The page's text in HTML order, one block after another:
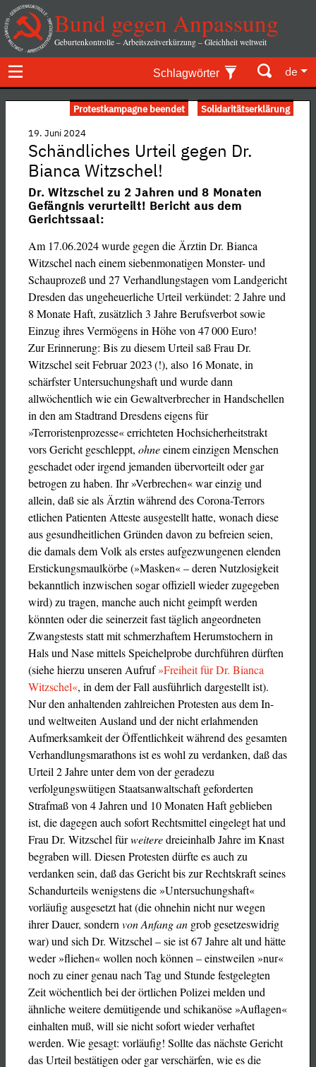
Bund gegen Anpassung
Geburtenkontrolle – Arbeitszeitverkürzung – Gleichheit weltweit
Schlagwörter de
Protestkampagne beendet Solidaritätserklärung
19. Juni 2024
Schändliches Urteil gegen Dr.
Bianca Witzschel!
Dr. Witzschel zu 2 Jahren und 8 Monaten
Gefängnis verurteilt! Bericht aus dem
Gerichtssaal:
Am 17.06.2024 wurde gegen die Ärztin Dr. Bianca
Witzschel nach einem siebenmonatigen Monster- und
Schauprozeß und 27 Verhandlungstagen vom Landgericht
Dresden das ungeheuerliche Urteil verkündet: 2 Jahre und
8 Monate Haft, zusätzlich 3 Jahre Berufsverbot sowie
Einzug ihres Vermögens in Höhe von 47 000 Euro!
Zur Erinnerung: Bis zu diesem Urteil saß Frau Dr.
Witzschel seit Februar 2023 (!), also 16 Monate, in
schärfster Untersuchungshaft und wurde dann
allwöchentlich wie ein Gewaltverbrecher in Handschellen
in den am Stadtrand Dresdens eigens für
»Terroristenprozesse« errichteten Hochsicherheitstrakt
vors Gericht geschleppt, ohneeinem einzigen Menschen
geschadet oder irgend jemanden übervorteilt oder gar
betrogen zu haben. Ihr »Verbrechen« war einzig und
allein, daß sie als Ärztin während des Corona-Terrors
etlichen Patienten Atteste ausgestellt hatte, wonach diese
aus gesundheitlichen Gründen davon zu befreien seien,
die damals dem Volk als erstes aufgezwungenen elenden
Erstickungsmaulkörbe (»Masken« – deren Nutzlosigkeit
bekanntlich inzwischen sogar offiziell wieder zugegeben
wird) zu tragen, manche auch nicht geimpft werden
könnten oder die seinerzeit fast täglich angeordneten
Zwangstests statt mit schmerzhaftem Herumstochern in
Hals und Nase mittels Speichelprobe durchführen dürften
(siehe hierzu unseren Aufruf»Freiheit für Dr. Bianca
Witzschel«, in dem der Fall ausführlich dargestellt ist).
Nur den anhaltenden zahlreichen Protesten aus dem In-
und weltweiten Ausland und der nicht erlahmenden
Aufmerksamkeit der Öffentlichkeit während des gesamten
Verhandlungsmarathons ist es wohl zu verdanken, daß das
Urteil 2 Jahre unter dem von der geradezu
verfolgungswütigen Staatsanwaltschaft geforderten
Strafmaß von 4 Jahren und 10 Monaten Haft geblieben
ist, die dagegen auch sofort Rechtsmittel eingelegt hat und
Frau Dr. Witzschel fürweiteredreieinhalb Jahre im Knast
begraben will. Diesen Protesten dürfte es auch zu
verdanken sein, daß das Gericht bis zur Rechtskraft seines
Schandurteils wenigstens die »Untersuchungshaft«
vorläufig ausgesetzt hat (die ohnehin nicht nur wegen
ihrer Dauer, sondernvon Anfang an grob gesetzeswidrig
war) und sich Dr. Witzschel – sie ist 67 Jahre alt und hätte
weder »fliehen« wollen noch können – einstweilen »nur«
noch zu einer genau nach Tag und Stunde festgelegten
Zeit wöchentlich bei der örtlichen Polizei melden und
ähnliche weitere demütigende und schikanöse »Auflagen«
einhalten muß, will sie nicht sofort wieder verhaftet
werden. Wie gesagt: vorläufig! Sollte das nächste Gericht
das Urteil bestätigen oder gar verschärfen, wie es die